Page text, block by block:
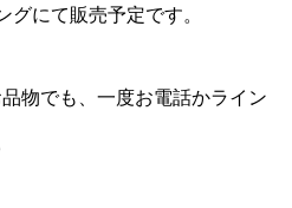
グにて販売予定です。
物でも、一度お電話かライン